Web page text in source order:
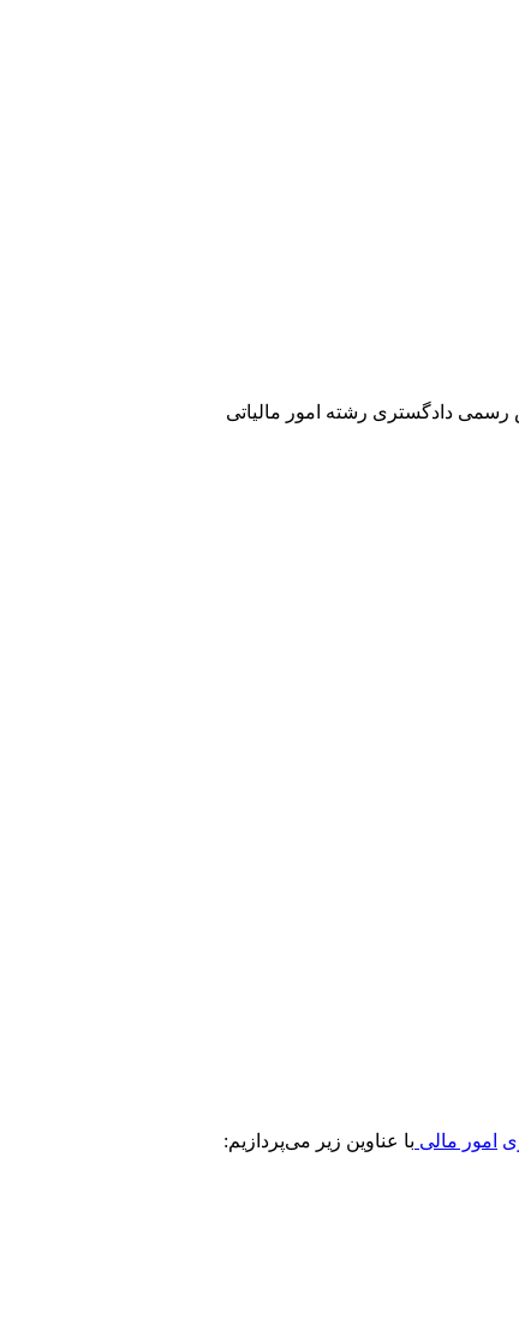
مور مالی با عناوین زیر می‌پردازیم: